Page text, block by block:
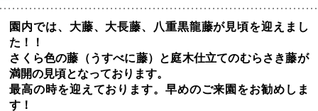
園内では、大藤、大長藤、八重黒龍藤が見頃を迎えまし
た！！
さくら色の藤（うすべに藤）と庭木仕立てのむらさき藤が
満開の見頃となっております。
最高の時を迎えております。 早めのご来園をお勧めしま
す！